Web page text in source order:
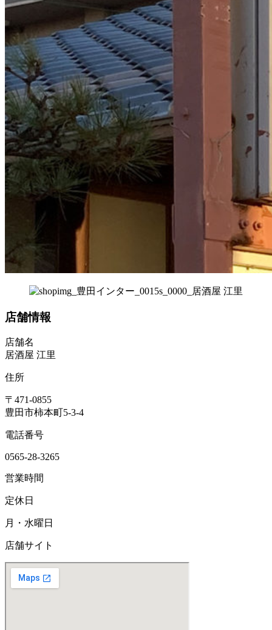
店舗情報
店舗名
居酒屋 江里
住所
〒471-0855
豊田市柿本町5-3-4
電話番号
0565-28-3265
営業時間
定休日
月・水曜日
店舗サイト